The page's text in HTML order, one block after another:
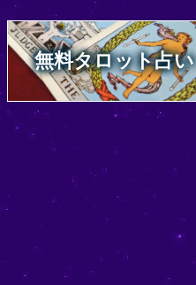
無料タロット占い